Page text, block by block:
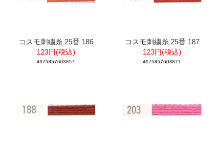
コスモ刺繍糸 25番 186
123円(税込)
4975857603857
コスモ刺繍糸 25番 187
123円(税込)
4975857603871